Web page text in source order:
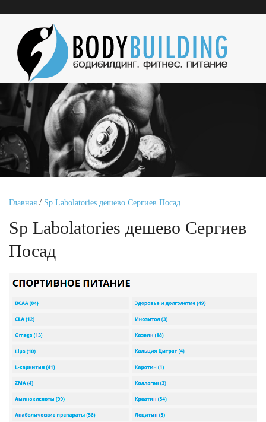
Главная / Sp Labolatories дешево Сергиев Посад
Sp Labolatories дешево Сергиев
Посад